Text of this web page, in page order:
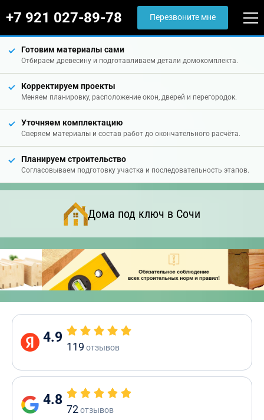
+7 921 027-89-78 Перезвоните мне
Готовим материалы сами
Отбираем древесину и подготавливаем детали домокомплекта.
Корректируем проекты
Меняем планировку, расположение окон, дверей и перегородок.
Уточняем комплектацию
Сверяем материалы и состав работ до окончательного расчёта.
Планируем строительство
Согласовываем подготовку участка и последовательность этапов.
Дома под ключ в Сочи
4.9
119 отзывов
4.8
72отзывов